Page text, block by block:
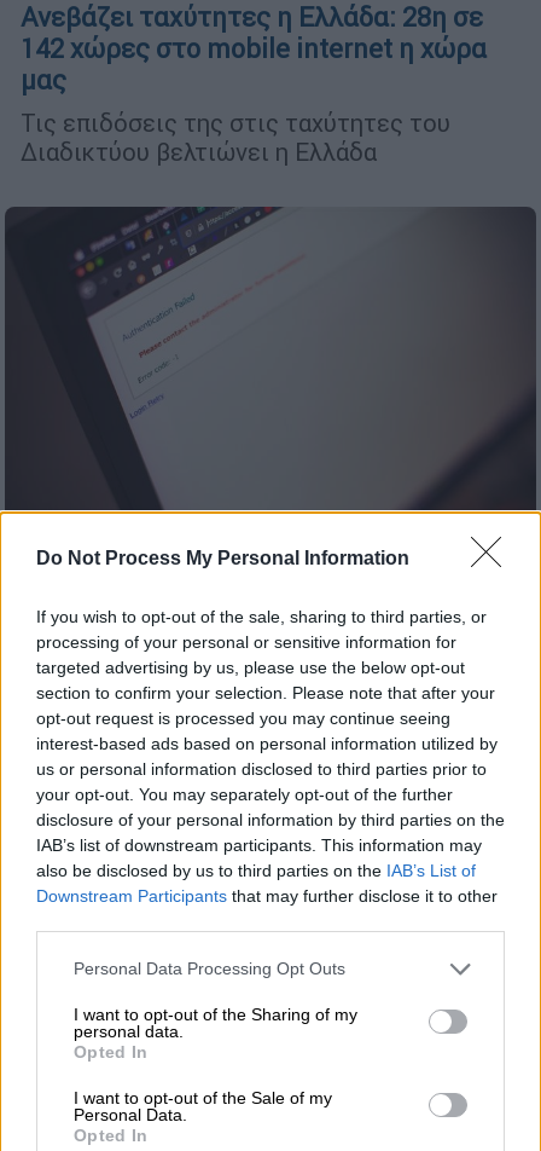
Do Not Process My Personal Information
If you wish to opt-out of the sale, sharing to third parties, or
processing of your personal or sensitive information for
targeted advertising by us, please use the below opt-out
section to confirm your selection. Please note that after your
opt-out request is processed you may continue seeing
interest-based ads based on personal information utilized by
us or personal information disclosed to third parties prior to
your opt-out. You may separately opt-out of the further
disclosure of your personal information by third parties on the
IAB’s list of downstream participants. This information may
also be disclosed by us to third parties on the IAB’s List of
Downstream Participants that may further disclose it to other
Please note that this website/app uses one or more Google
not limited to your visit or usage behaviour. You may click to
grant or deny consent to Google and its third-party tags to
use your data for below specified purposes in below Google
consent section.
Personal Data Processing Opt Outs
I want to opt-out of the Sharing of my
personal data.
Opted In
I want to opt-out of the Sale of my
Personal Data.
Opted In
Ανεβάζει ταχύτητες η Ελλάδα: 28η σε
142 χώρες στο mobile internet η χώρα
μας
Τις επιδόσεις της στις ταχύτητες του
Διαδικτύου βελτιώνει η Ελλάδα
H Ελλάδα έχει το πιο αργό internet! Η
κάλυψη σε περιοχές με λίγους
κατοίκους είναι... 0%
Τι δείχνουν τα στοιχεία της Eurostat